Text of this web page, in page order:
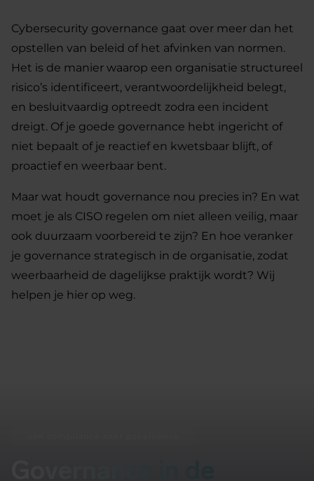
Cybersecurity governance gaat over meer dan het
opstellen van beleid of het afvinken van normen.
Het is de manier waarop een organisatie structureel
risico’s identificeert, verantwoordelijkheid belegt,
en besluitvaardig optreedt zodra een incident
dreigt. Of je goede governance hebt ingericht of
niet bepaalt of je reactief en kwetsbaar blijft, of
proactief en weerbaar bent.
Maar wat houdt governance nou precies in? En wat
moet je als CISO regelen om niet alleen veilig, maar
ook duurzaam voorbereid te zijn? En hoe veranker
je governance strategisch in de organisatie, zodat
weerbaarheid de dagelijkse praktijk wordt? Wij
helpen je hier op weg.